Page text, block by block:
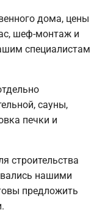
дома, цены
шеф-монтаж и
специалистам
сауны,
печки и
строительства
нашими
предложить